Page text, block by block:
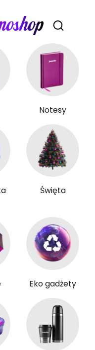
Otwórz
Notesy
Święta
Eko gadżety